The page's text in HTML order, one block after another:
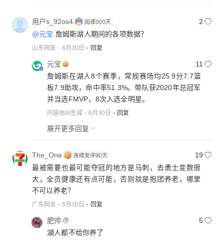
用户s_92os4
2
@元宝 詹姆斯湖人期间的各项数据？
山东网友 6月30日 回复
元宝
11
詹姆斯在湖人8个赛季，常规赛场均25.9分7.7篮
板7.9助攻，命中率51.3%。带队获2020年总冠军
并当选FMVP，8次入选全明星。
内容由AI生成 6月30日 回复
展开更多回复
The_One
19
最被需要也最可能夺冠的地方是马刺，去勇士变数很
大，全员健康还有点可能，否则就是抱团养老，哪里
不可以养老？
广东网友 6月30日 回复
肥帅
5
湖人都不给你养了